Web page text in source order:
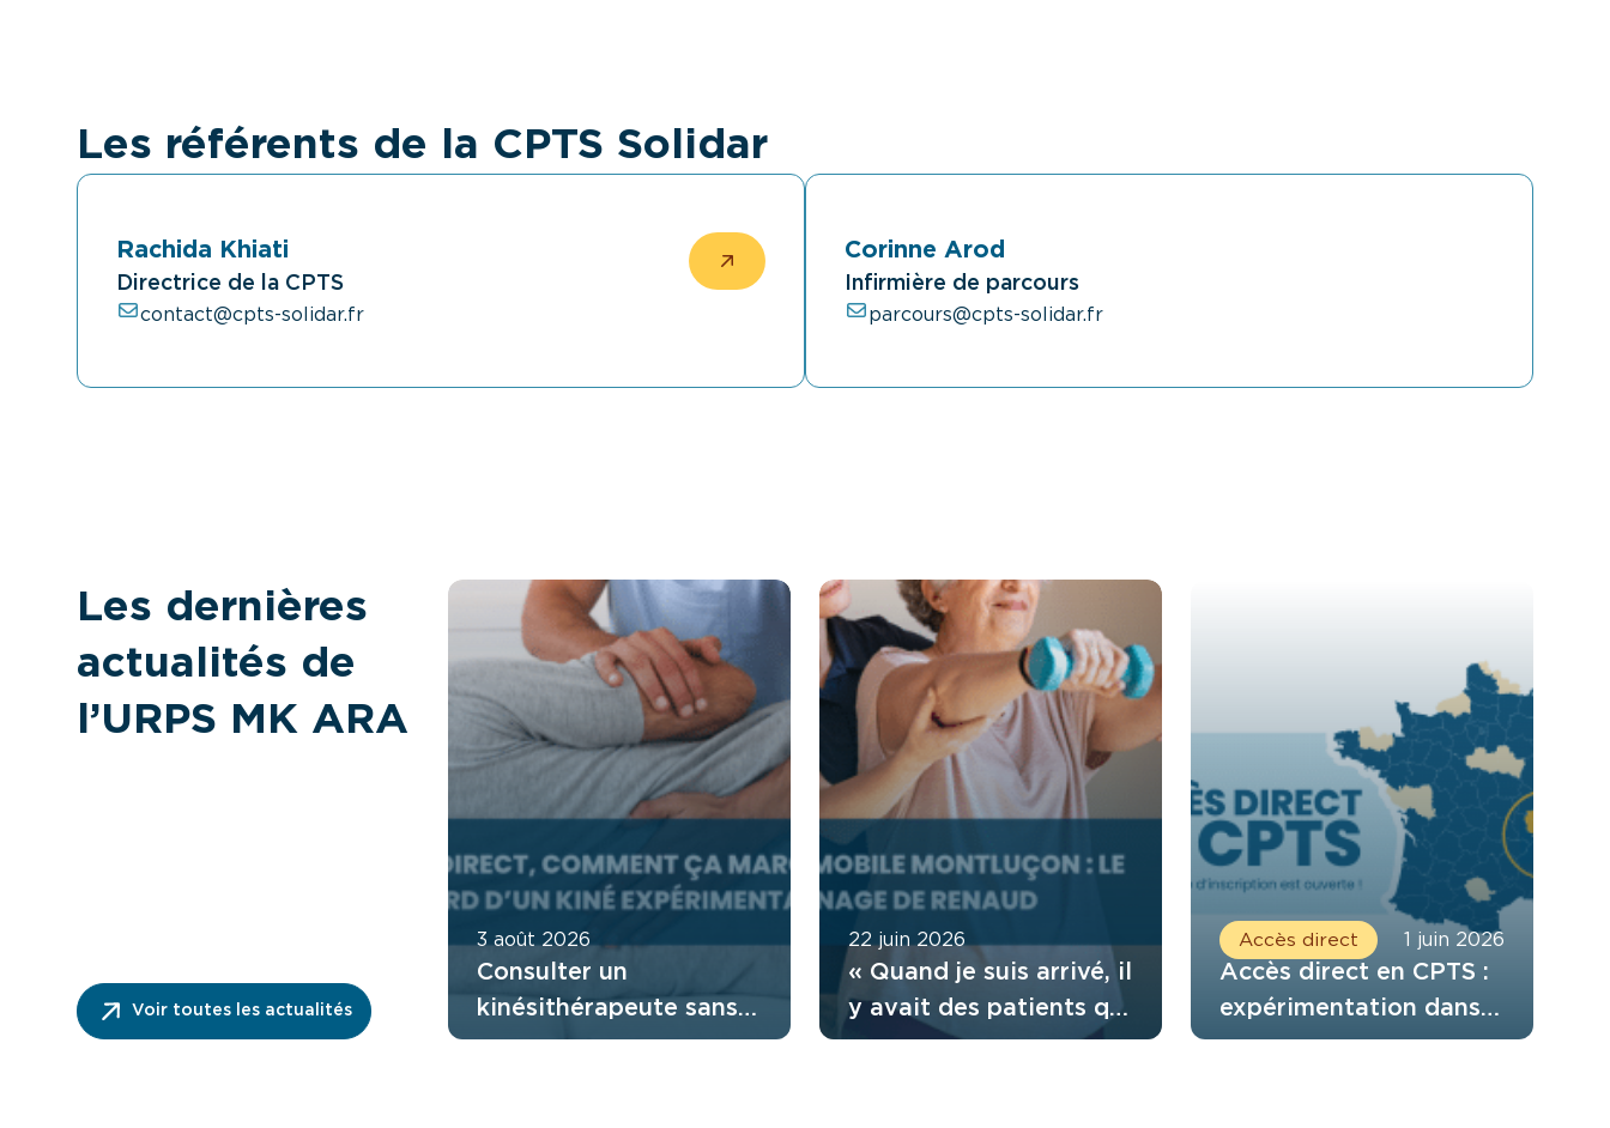
Les référents de la CPTS Solidar
Rachida Khiati
Directrice de la CPTS
contact@cpts-solidar.fr
Corinne Arod
Infirmière de parcours
parcours@cpts-solidar.fr
Les dernières
actualités de
l’URPS MK ARA
Voir toutes les actualités
3 août 2026
Consulter un
kinésithérapeute sans
ordonnance : comment
22 juin 2026
« Quand je suis arrivé, il
y avait des patients qui
attendaient depuis six
Accès direct 1 juin 2026
Accès direct en CPTS :
expérimentation dans
le Rhône et l’Isère